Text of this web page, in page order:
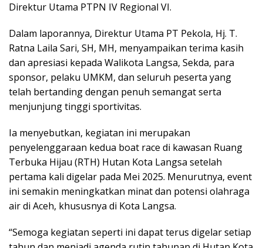
Direktur Utama PTPN IV Regional VI.
Dalam laporannya, Direktur Utama PT Pekola, Hj. T.
Ratna Laila Sari, SH, MH, menyampaikan terima kasih
dan apresiasi kepada Walikota Langsa, Sekda, para
sponsor, pelaku UMKM, dan seluruh peserta yang
telah bertanding dengan penuh semangat serta
menjunjung tinggi sportivitas.
Ia menyebutkan, kegiatan ini merupakan
penyelenggaraan kedua boat race di kawasan Ruang
Terbuka Hijau (RTH) Hutan Kota Langsa setelah
pertama kali digelar pada Mei 2025. Menurutnya, event
ini semakin meningkatkan minat dan potensi olahraga
air di Aceh, khususnya di Kota Langsa.
“Semoga kegiatan seperti ini dapat terus digelar setiap